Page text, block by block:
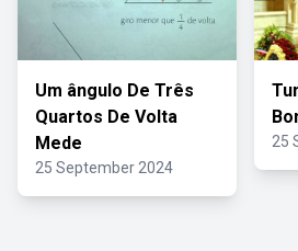
Um ângulo De Três
Quartos De Volta
Mede
25 September 2024
25